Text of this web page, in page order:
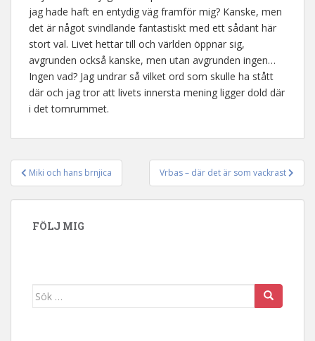
jag hade haft en entydig väg framför mig? Kanske, men
det är något svindlande fantastiskt med ett sådant här
stort val. Livet hettar till och världen öppnar sig,
avgrunden också kanske, men utan avgrunden ingen…
Ingen vad? Jag undrar så vilket ord som skulle ha stått
där och jag tror att livets innersta mening ligger dold där
i det tomrummet.
Inläggsnavigering
Miki och hans brnjica Vrbas – där det är som vackrast
FÖLJ MIG
Sök efter: